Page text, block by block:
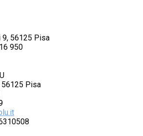
9, 56125 Pisa
950
Pisa